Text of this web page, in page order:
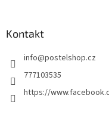
Kontakt
info@postelshop.cz
777103535
https://